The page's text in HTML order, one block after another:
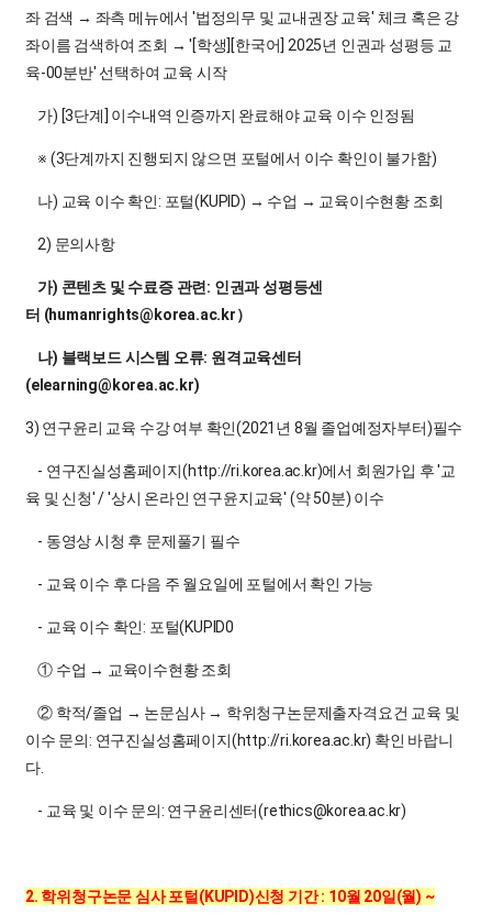
좌 검색 → 좌측 메뉴에서 '법정의무 및 교내권장 교육' 체크 혹은 강
좌이름 검색하여 조회 → '[학생][한국어] 2025년 인권과 성평등 교
육-00분반' 선택하여 교육 시작
가) [3단계] 이수내역 인증까지 완료해야 교육 이수 인정됨
※ (3단계까지 진행되지 않으면 포털에서 이수 확인이 불가함)
나) 교육 이수 확인: 포털(KUPID) → 수업 → 교육이수현황 조회
2) 문의사항
가) 콘텐츠 및 수료증 관련: 인권과 성평등센
터 (humanrights@korea.ac.kr）
나) 블랙보드 시스템 오류: 원격교육센 터
(elearning@korea.ac.kr)
3) 연구윤리 교육 수강 여부 확인(2021년 8월 졸업예정자부터)필수
- 연구진실성홈페이지(http://ri.korea.ac.kr)에서 회원가입 후 '교
육 및 신청' / '상시 온라인 연구윤지교육' (약 50분) 이수
- 동영상 시청 후 문제풀기 필수
- 교육 이수 후 다음 주 월요일에 포털에서 확인 가능
- 교육 이수 확인: 포털(KUPID0
① 수업 → 교육이수현황 조회
② 학적/졸업 → 논문심사 → 학위청구논문제출자격요건 교육 및
이수 문의: 연구진실성홈페이지(http://ri.korea.ac.kr) 확인 바랍니
다.
- 교육 및 이수 문의: 연구윤리센터(rethics@korea.ac.kr)
2. 학위청구논문 심사 포털(KUPID)신청 기간 : 10월 20일(월) ~